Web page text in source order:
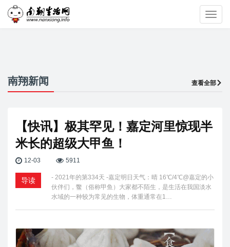
南翔新闻 查看全部
【快讯】极其罕见！嘉定河里惊现半
米长的超级大甲鱼！
12-03 5911
导读
- 2021年的第334天 -嘉定明日天气：晴 16℃/4℃@嘉定的小
伙伴们，鳖（俗称甲鱼）大家都不陌生，是生活在我国淡水
水域的一种较为常见的生物，体重通常在1…